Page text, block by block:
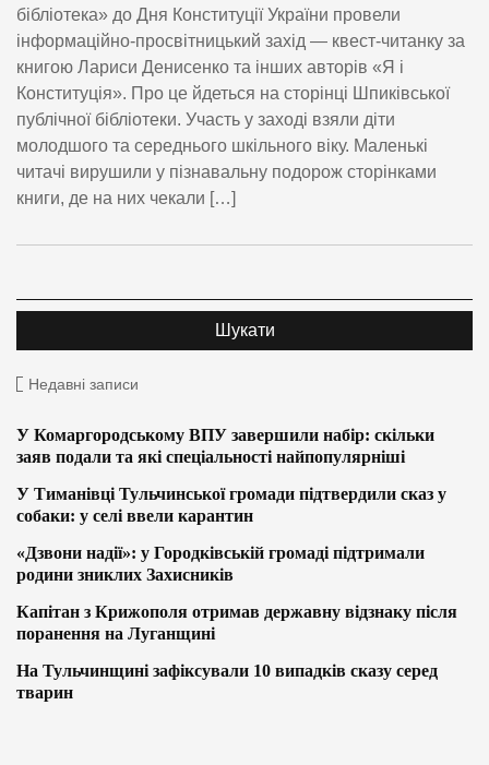
бібліотека» до Дня Конституції України провели
інформаційно-просвітницький захід — квест-читанку за
книгою Лариси Денисенко та інших авторів «Я і
Конституція». Про це йдеться на сторінці Шпиківської
публічної бібліотеки. Участь у заході взяли діти
молодшого та середнього шкільного віку. Маленькі
читачі вирушили у пізнавальну подорож сторінками
книги, де на них чекали […]
Недавні записи
У Комаргородському ВПУ завершили набір: скільки
заяв подали та які спеціальності найпопулярніші
У Тиманівці Тульчинської громади підтвердили сказ у
собаки: у селі ввели карантин
«Дзвони надії»: у Городківській громаді підтримали
родини зниклих Захисників
Капітан з Крижополя отримав державну відзнаку після
поранення на Луганщині
На Тульчинщині зафіксували 10 випадків сказу серед
тварин